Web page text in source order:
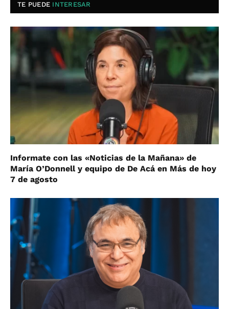
TE PUEDE INTERESAR
Informate con las «Noticias de la Mañana» de
María O’Donnell y equipo de De Acá en Más de hoy
7 de agosto